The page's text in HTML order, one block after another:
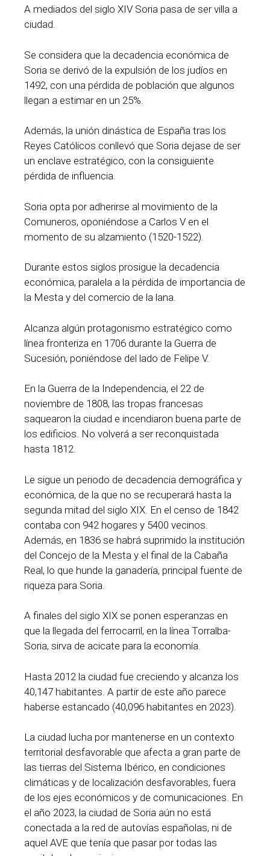
A mediados del siglo XIV Soria pasa de ser villa a
ciudad.
Se considera que la decadencia económica de
Soria se derivó de la expulsión de los judíos en
1492, con una pérdida de población que algunos
llegan a estimar en un 25%.
Además, la unión dinástica de España tras los
Reyes Católicos conllevó que Soria dejase de ser
un enclave estratégico, con la consiguiente
pérdida de influencia.
Soria opta por adherirse al movimiento de la
Comuneros, oponiéndose a Carlos V en el
momento de su alzamiento (1520-1522).
Durante estos siglos prosigue la decadencia
económica, paralela a la pérdida de importancia de
la Mesta y del comercio de la lana.
Alcanza algún protagonismo estratégico como
línea fronteriza en 1706 durante la Guerra de
Sucesión, poniéndose del lado de Felipe V.
En la Guerra de la Independencia, el 22 de
noviembre de 1808, las tropas francesas
saquearon la ciudad e incendiaron buena parte de
los edificios. No volverá a ser reconquistada
hasta 1812.
Le sigue un periodo de decadencia demográfica y
económica, de la que no se recuperará hasta la
segunda mitad del siglo XIX. En el censo de 1842
contaba con 942 hogares y 5400 vecinos.
Además, en 1836 se habrá suprimido la institución
del Concejo de la Mesta y el final de la Cabaña
Real, lo que hunde la ganadería, principal fuente de
riqueza para Soria.
A finales del siglo XIX se ponen esperanzas en
que la llegada del ferrocarril, en la línea Torralba-
Soria, sirva de acicate para la economía.
Hasta 2012 la ciudad fue creciendo y alcanza los
40,147 habitantes. A partir de este año parece
haberse estancado (40,096 habitantes en 2023).
La ciudad lucha por mantenerse en un contexto
territorial desfavorable que afecta a gran parte de
las tierras del Sistema Ibérico, en condiciones
climáticas y de localización desfavorables, fuera
de los ejes económicos y de comunicaciones. En
el año 2023, la ciudad de Soria aún no está
conectada a la red de autovías españolas, ni de
aquel AVE que tenía que pasar por todas las